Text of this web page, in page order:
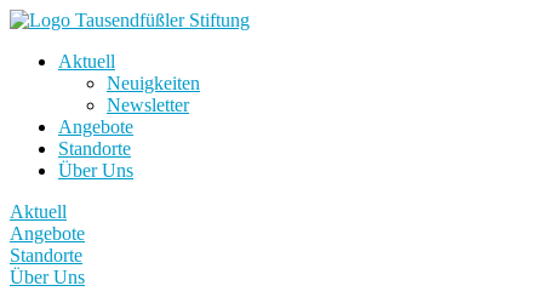
Aktuell
Neuigkeiten
Newsletter
Angebote
Standorte
Über Uns
Aktuell
Angebote
Standorte
Über Uns